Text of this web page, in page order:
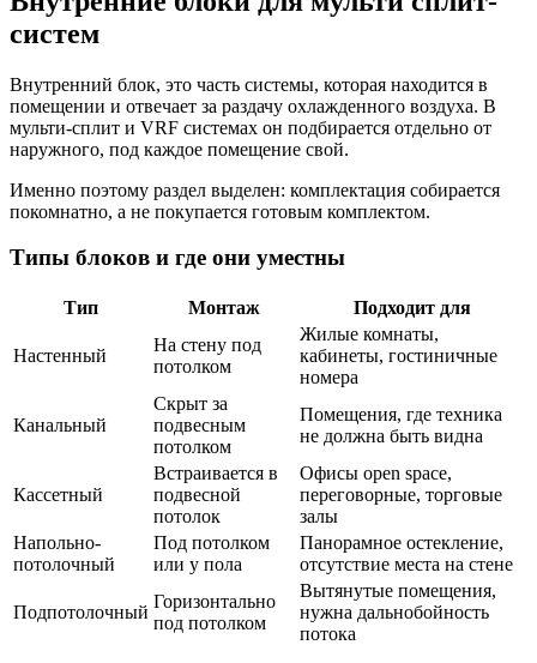
систем
Внутренний блок, это часть системы, которая находится в
помещении и отвечает за раздачу охлажденного воздуха. В
мульти-сплит и VRF системах он подбирается отдельно от
наружного, под каждое помещение свой.
Именно поэтому раздел выделен: комплектация собирается
покомнатно, а не покупается готовым комплектом.
Типы блоков и где они уместны
Тип Монтаж Подходит для
Настенный
На стену под
потолком
Жилые комнаты,
кабинеты, гостиничные
номера
Канальный
Скрыт за
подвесным
потолком
Помещения, где техника
не должна быть видна
Кассетный
Встраивается в
подвесной
потолок
Офисы open space,
переговорные, торговые
залы
Напольно-
потолочный
Под потолком
или у пола
Панорамное остекление,
отсутствие места на стене
Подпотолочный
Горизонтально
под потолком
Вытянутые помещения,
нужна дальнобойность
потока